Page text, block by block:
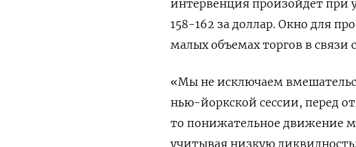
интервенция произойдет при
158-162 за доллар. Окно для
малых объемах торгов в связи
«Мы не исключаем
нью-йоркской сессии, перед
то понижательное движение
учитывая низкую